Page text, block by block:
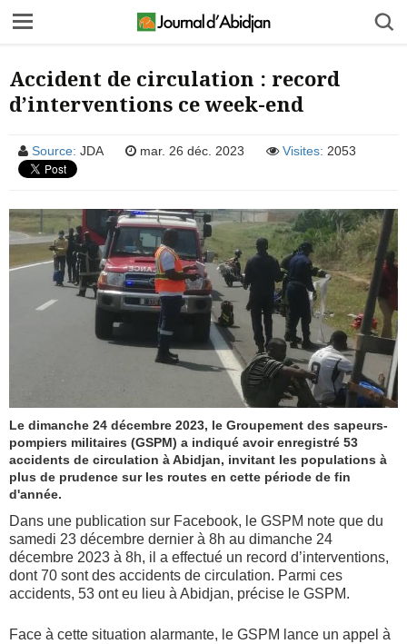
Accident de circulation : record
d’interventions ce week-end
Source: JDA mar. 26 déc. 2023 Visites: 2053
Le dimanche 24 décembre 2023, le Groupement des sapeurs-
pompiers militaires (GSPM) a indiqué avoir enregistré 53
accidents de circulation à Abidjan, invitant les populations à
plus de prudence sur les routes en cette période de fin
d'année.
Dans une publication sur Facebook, le GSPM note que du
samedi 23 décembre dernier à 8h au dimanche 24
décembre 2023 à 8h, il a effectué un record d’interventions,
dont 70 sont des accidents de circulation. Parmi ces
accidents, 53 ont eu lieu à Abidjan, précise le GSPM.
Face à cette situation alarmante, le GSPM lance un appel à